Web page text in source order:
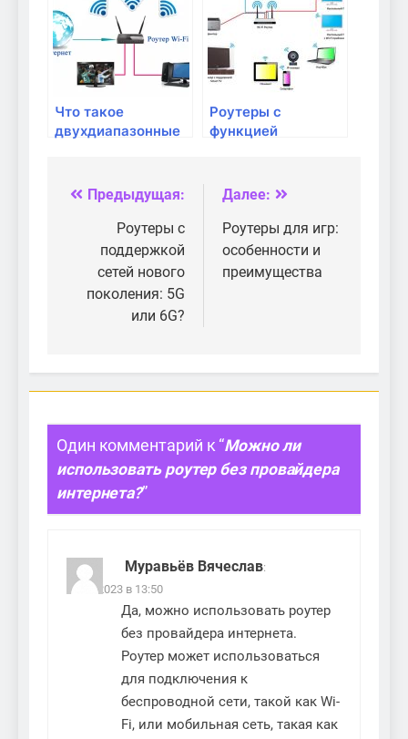
Что такое
двухдиапазонные
Роутеры с
функцией
работают и когда
они нужны?
Навигация
записям
Предыдущая:
Роутеры с
поддержкой
сетей нового
поколения: 5G
или 6G?
Далее:
Роутеры для игр:
особенности и
преимущества
Один комментарий к “Можно ли
использовать роутер без провайдера
интернета?”
Муравьёв Вячеслав:
14.11.2023 в 13:50
Да, можно использовать роутер
без провайдера интернета.
Роутер может использоваться
для подключения к
беспроводной сети, такой как Wi-
Fi, или мобильная сеть, такая как